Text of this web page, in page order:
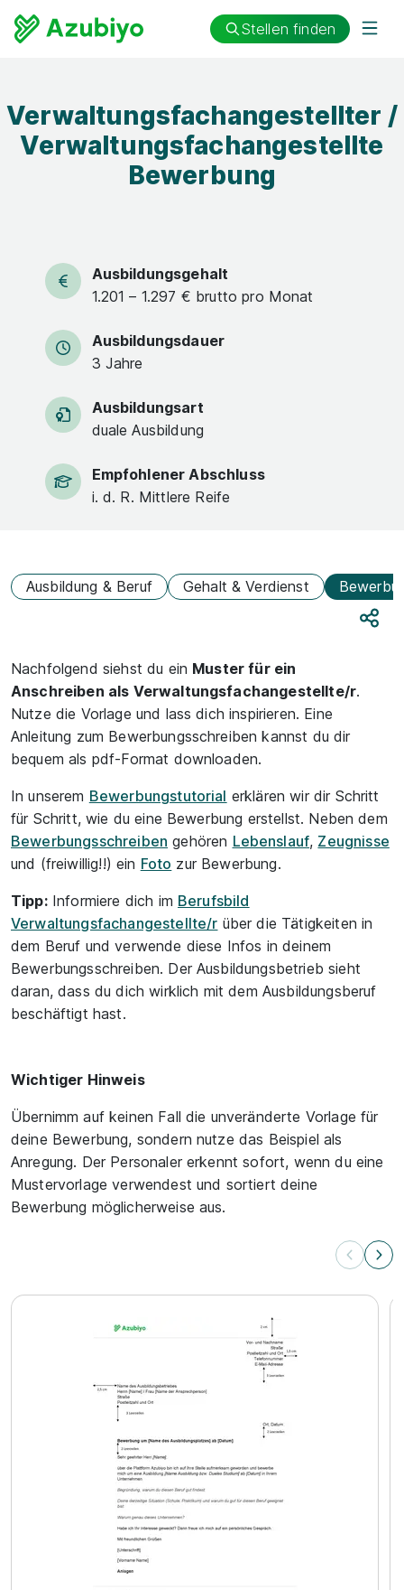
Stellen finden
Verwaltungsfachangestellter /
Verwaltungsfachangestellte
Bewerbung
Ausbildungsgehalt
1.201 – 1.297 € brutto pro Monat
Ausbildungsdauer
3 Jahre
Ausbildungsart
duale Ausbildung
Empfohlener Abschluss
i. d. R. Mittlere Reife
Ausbildung & Beruf Gehalt & Verdienst
Nachfolgend siehst du ein Muster für ein
Anschreiben als Verwaltungsfachangestellte/r.
Nutze die Vorlage und lass dich inspirieren. Eine
Anleitung zum Bewerbungsschreiben kannst du dir
bequem als pdf-Format downloaden.
In unserem Bewerbungstutorial erklären wir dir Schritt
für Schritt, wie du eine Bewerbung erstellst. Neben dem
Bewerbungsschreiben gehören Lebenslauf, Zeugnisse
und (freiwillig!!) ein Foto zur Bewerbung.
Tipp:Informiere dich im Berufsbild
Verwaltungsfachangestellte/r über die Tätigkeiten in
dem Beruf und verwende diese Infos in deinem
Bewerbungsschreiben. Der Ausbildungsbetrieb sieht
daran, dass du dich wirklich mit dem Ausbildungsberuf
beschäftigt hast.
Wichtiger Hinweis
Übernimm auf keinen Fall die unveränderte Vorlage für
deine Bewerbung, sondern nutze das Beispiel als
Anregung. Der Personaler erkennt sofort, wenn du eine
Mustervorlage verwendest und sortiert deine
Bewerbung möglicherweise aus.